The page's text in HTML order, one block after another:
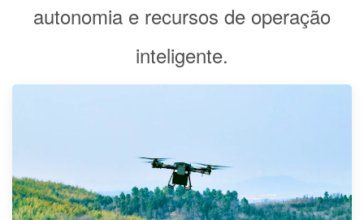
autonomia e recursos de operação
inteligente.